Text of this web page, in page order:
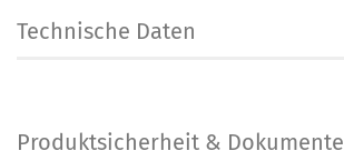
Technische Daten
Produktsicherheit & Dokumente